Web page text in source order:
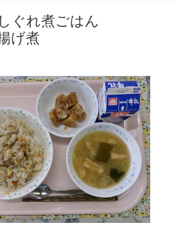
ぐれ煮ごはん
げ煮